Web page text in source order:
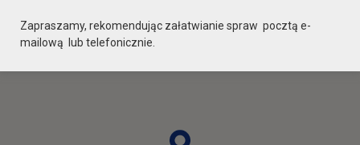
Zapraszamy, rekomendując załatwianie spraw pocztą e-
mailową lub telefonicznie.